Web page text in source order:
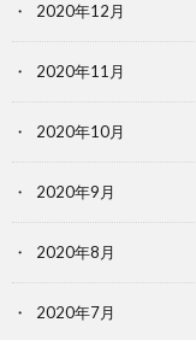
2020年12月
2020年11月
2020年10月
2020年9月
2020年8月
2020年7月